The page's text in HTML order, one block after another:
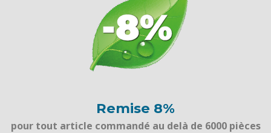
Remise 8%
pour tout article commandé au delà de 6000 pièces